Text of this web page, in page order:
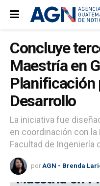
Concluye
Maestría en
Planificación
Desarrollo
La iniciativa fue
en coordinación con la
Facultad de Ingeniería
por AGN - Brenda